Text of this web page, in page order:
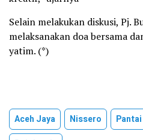
Selain melakukan diskusi, Pj.
melaksanakan doa bersama
yatim. (*)
Aceh Jaya Nissero Pantai